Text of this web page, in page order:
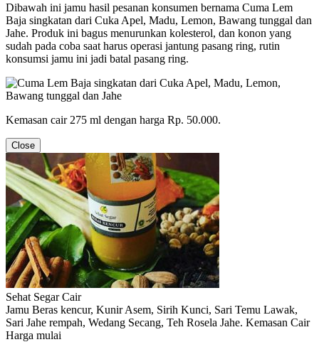
Dibawah ini jamu hasil pesanan konsumen bernama Cuma Lem
Baja singkatan dari Cuka Apel, Madu, Lemon, Bawang tunggal dan
Jahe. Produk ini bagus menurunkan kolesterol, dan konon yang
sudah pada coba saat harus operasi jantung pasang ring, rutin
konsumsi jamu ini jadi batal pasang ring.
Kemasan cair 275 ml dengan harga Rp. 50.000.
Close
Sehat Segar Cair
Jamu Beras kencur, Kunir Asem, Sirih Kunci, Sari Temu Lawak,
Sari Jahe rempah, Wedang Secang, Teh Rosela Jahe. Kemasan Cair
Harga mulai